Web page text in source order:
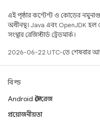
এই পৃষ্ঠার কন্টেন্ট ও কোডের
অধীনস্থ। Java এবং OpenJDK
সংস্থার রেজিস্টার্ড ট্রেডমার্ক।
2026-06-22 UTC-তে শেষবার
বিল্ড
Android স্টোরেজ
প্রয়োজনীয়তা